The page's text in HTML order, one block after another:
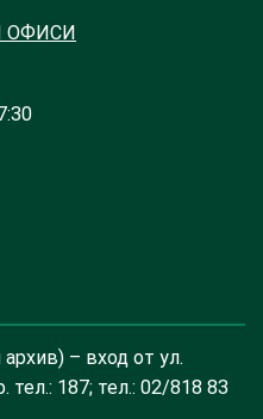
ОФИСИ
– вход от ул.
тел.: 187; тел.: 02/818 83